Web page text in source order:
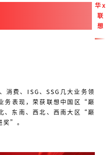
华x
联
想
消费、ISG、SSG几大业务领
务表现，荣获联想中国区“巅
、东南、西北、西南大区“巅
”。